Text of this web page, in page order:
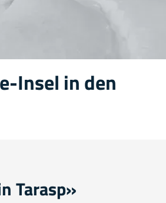
Insel in den
Tarasp»